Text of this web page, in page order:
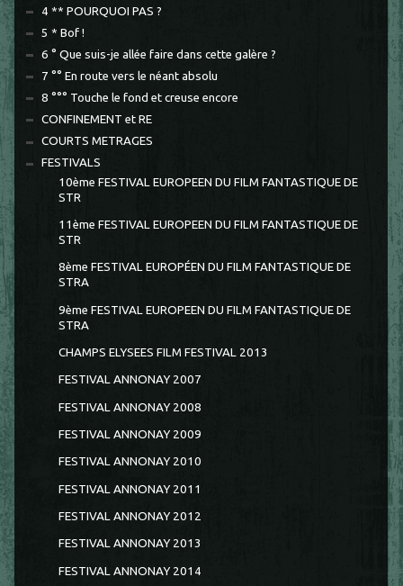
4 ** POURQUOI PAS ?
5 * Bof !
6 ° Que suis-je allée faire dans cette galère ?
7 °° En route vers le néant absolu
8 °°° Touche le fond et creuse encore
CONFINEMENT et RE
COURTS METRAGES
FESTIVALS
10ème FESTIVAL EUROPEEN DU FILM FANTASTIQUE DE
STR
11ème FESTIVAL EUROPEEN DU FILM FANTASTIQUE DE
STR
8ème FESTIVAL EUROPÉEN DU FILM FANTASTIQUE DE
STRA
9ème FESTIVAL EUROPEEN DU FILM FANTASTIQUE DE
STRA
CHAMPS ELYSEES FILM FESTIVAL 2013
FESTIVAL ANNONAY 2007
FESTIVAL ANNONAY 2008
FESTIVAL ANNONAY 2009
FESTIVAL ANNONAY 2010
FESTIVAL ANNONAY 2011
FESTIVAL ANNONAY 2012
FESTIVAL ANNONAY 2013
FESTIVAL ANNONAY 2014